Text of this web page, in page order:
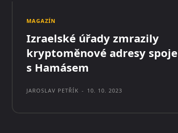
MAGAZÍN
Izraelské úřady zmrazily
kryptoměnové adresy
s Hamásem
JAROSLAV PETŘÍK - 10. 10. 2023